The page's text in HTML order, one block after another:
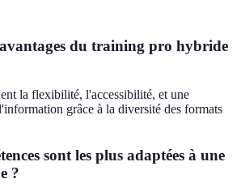
du training pro hybride
la flexibilité, l'accessibilité, et une
grâce à la diversité des formats
sont les plus adaptées à une
?